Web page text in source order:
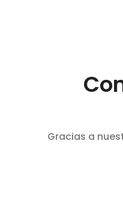
Gracias a